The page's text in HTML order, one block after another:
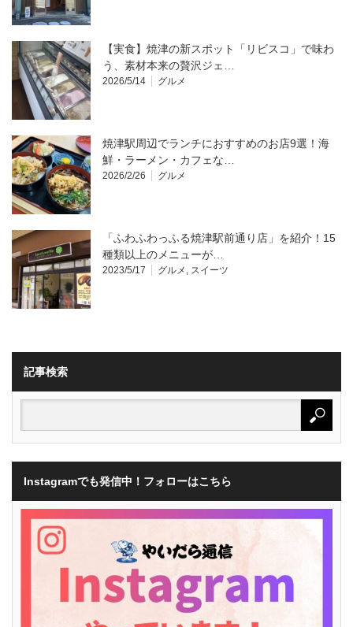
【実食】焼津の新スポット「リビスコ」で味わ
う、素材本来の贅沢ジェ…
2026/5/14 グルメ
焼津駅周辺でランチにおすすめのお店9選！海
鮮・ラーメン・カフェな…
2026/2/26 グルメ
「ふわふわっふる焼津駅前通り店」を紹介！15
種類以上のメニューが…
2023/5/17 グルメ スイーツ
記事検索
Instagramでも発信中！フォローはこちら